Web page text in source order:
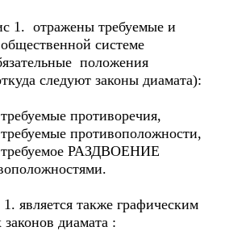
1. отражены требуемые и
системе
положения
следуют законы диамата):
противоречия,
противоположности,
требуемое РАЗДВОЕНИЕ
является также графическим
законов диамата :